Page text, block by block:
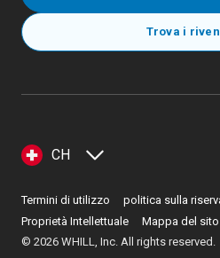
Trova i
CH
Termini di utilizzo
politica sulla
Proprietà Intellettuale
Mappa del sito
© 2026 WHILL, Inc. All rights reserved.